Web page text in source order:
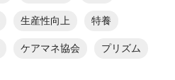
生産性向上 特養
ケアマネ協会 プリズム